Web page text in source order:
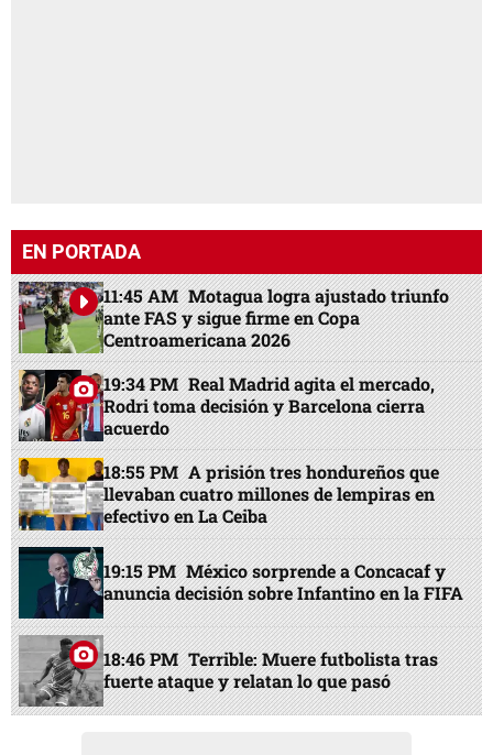
EN PORTADA
11:45 AM Motagua logra ajustado triunfo
ante FAS y sigue firme en Copa
Centroamericana 2026
19:34 PM Real Madrid agita el mercado,
Rodri toma decisión y Barcelona cierra
acuerdo
18:55 PM A prisión tres hondureños que
llevaban cuatro millones de lempiras en
efectivo en La Ceiba
19:15 PM México sorprende a Concacaf y
anuncia decisión sobre Infantino en la FIFA
18:46 PM Terrible: Muere futbolista tras
fuerte ataque y relatan lo que pasó